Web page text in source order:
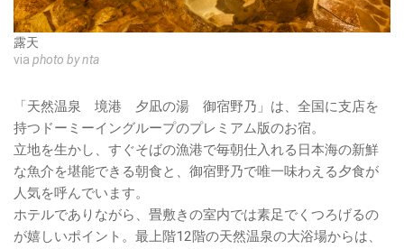
露天
via photo by nta
「天然温泉 境港 夕凪の湯 御宿野乃」は、全国に支店を
持つドーミーイングループのプレミアム版のお宿。
立地を生かし、すぐそばの漁港で毎朝仕入れる日本海の新鮮
な魚介を堪能できる朝食と、御宿野乃で唯一味わえる夕食が
人気を呼んでいます。
ホテルでありながら、畳敷きの室内では素足でくつろげるの
が嬉しいポイント。最上階12階の天然温泉の大浴場からは、